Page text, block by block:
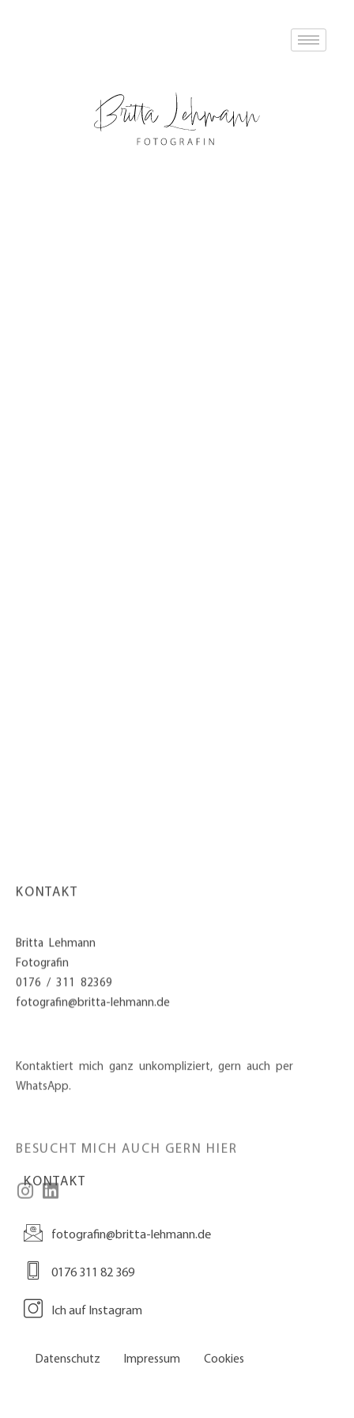
KONTAKT
Britta Lehmann
Fotografin
0176 / 311 82369
fotografin@britta-lehmann.de
Kontaktiert mich ganz unkompliziert, gern auch per
WhatsApp.
BESUCHT MICH AUCH GERN HIER
KONTAKT
fotografin@britta-lehmann.de
0176 311 82 369
Ich auf Instagram
Datenschutz Impressum Cookies